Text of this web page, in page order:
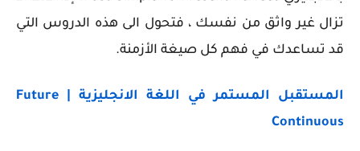
تزال غير واثق من نفسك ، فتحول الى هذه الدروس التي
قد تساعدك في فهم كل صيغة الأزمنة.
المستقبل المستمر في اللغة الانجليزية | Future
Continuous